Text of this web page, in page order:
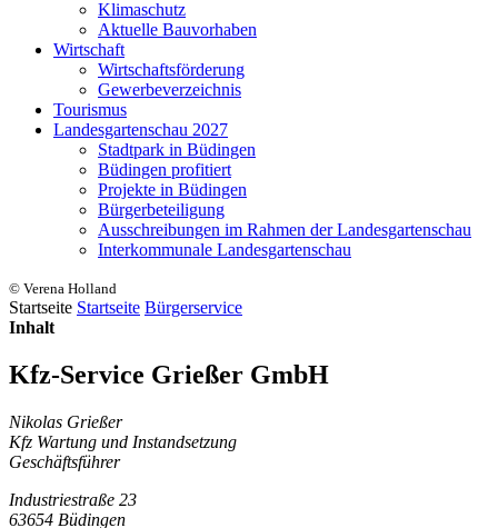
Klimaschutz
Aktuelle Bauvorhaben
Wirtschaft
Wirtschaftsförderung
Gewerbeverzeichnis
Tourismus
Landesgartenschau 2027
Stadtpark in Büdingen
Büdingen profitiert
Projekte in Büdingen
Bürgerbeteiligung
Ausschreibungen im Rahmen der Landesgartenschau
Interkommunale Landesgartenschau
© Verena Holland
Startseite Startseite Bürgerservice
Inhalt
Kfz-Service Grießer GmbH
Nikolas Grießer
Kfz Wartung und Instandsetzung
Geschäftsführer
Industriestraße 23
63654 Büdingen